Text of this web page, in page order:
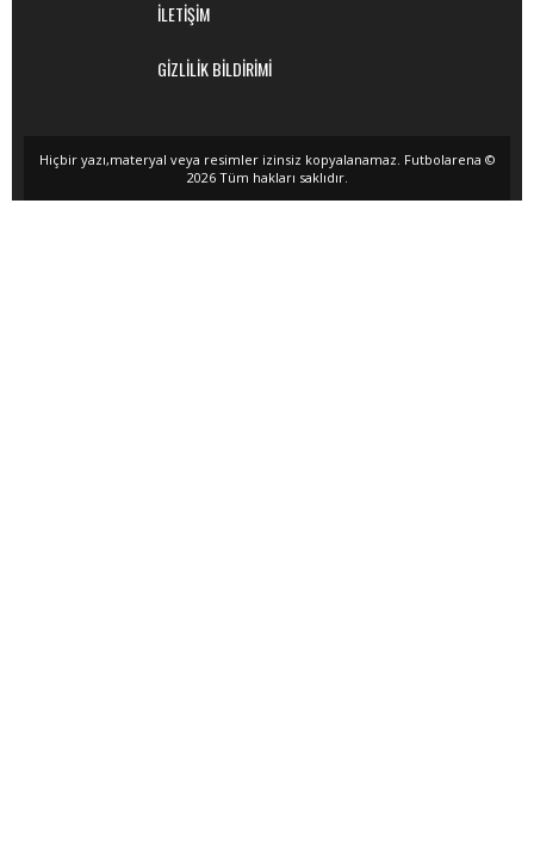
İLETİŞİM
GİZLİLİK BİLDİRİMİ
Hiçbir yazı,materyal veya resimler izinsiz kopyalanamaz. Futbolarena ©
2026 Tüm hakları saklıdır.